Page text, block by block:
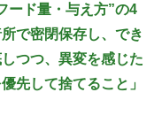
ード量・与え方”の4
で密閉保存し、でき
つつ、異変を感じた
先して捨てること」